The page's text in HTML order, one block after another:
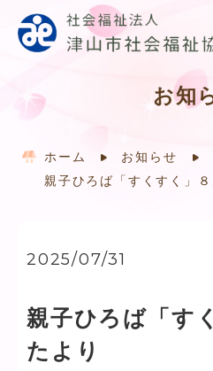
お知
ホーム
お知らせ
親子ひろば「すくすく」８
2025/07/31
親子ひろば「す
たより